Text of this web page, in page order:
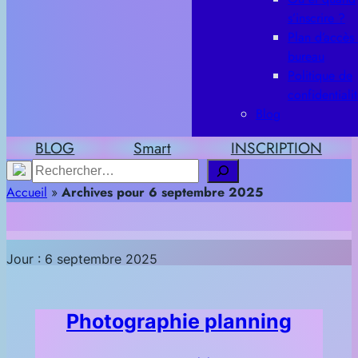
s’inscrire ?
Plan
bureau
Politique de
Blog
BLOG Smart INSCRIPTION
Rechercher
Accueil » Archives pour 6 septembre 2025
Jour : 6 septembre 2025
Photographie planning